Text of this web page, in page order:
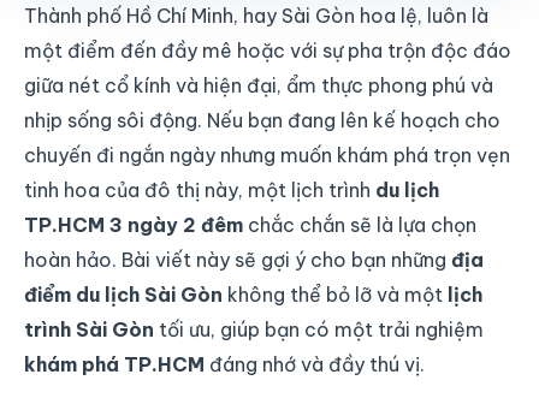
Thành phố Hồ Chí Minh, hay Sài Gòn hoa lệ, luôn là
một điểm đến đầy mê hoặc với sự pha trộn độc đáo
giữa nét cổ kính và hiện đại, ẩm thực phong phú và
nhịp sống sôi động. Nếu bạn đang lên kế hoạch cho
chuyến đi ngắn ngày nhưng muốn khám phá trọn vẹn
tinh hoa của đô thị này, một lịch trình du lịch
TP.HCM 3 ngày 2 đêm chắc chắn sẽ là lựa chọn
hoàn hảo. Bài viết này sẽ gợi ý cho bạn những địa
điểm du lịch Sài Gòn không thể bỏ lỡ và một lịch
trình Sài Gòn tối ưu, giúp bạn có một trải nghiệm
khám phá TP.HCM đáng nhớ và đầy thú vị.